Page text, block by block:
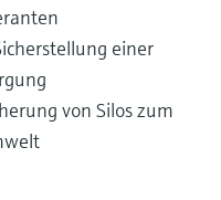
einer
von Silos zum